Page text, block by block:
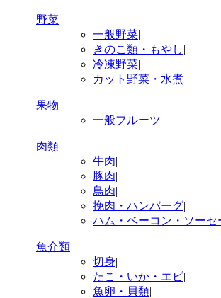
野菜
一般野菜|
きのこ類・もやし|
冷凍野菜|
カット野菜・水煮
果物
一般フルーツ
肉類
牛肉|
豚肉|
鳥肉|
挽肉・ハンバーグ|
ハム・ベーコン・ソーセ
魚介類
切身|
たこ・いか・エビ|
魚卵・貝類|